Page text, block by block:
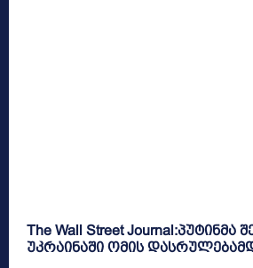
The Wall Street Journal:პუტინმა
უკრაინაში ომის